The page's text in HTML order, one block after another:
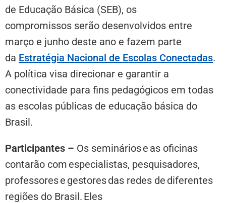
de Educação Básica (SEB), os
compromissos serão desenvolvidos entre
março e junho deste ano e fazem parte
da Estratégia Nacional de Escolas Conectadas.
A política visa direcionar e garantir a
conectividade para fins pedagógicos em todas
as escolas públicas de educação básica do
Brasil.
Participantes – Os seminários e as oficinas
contarão com especialistas, pesquisadores,
professores e gestores das redes de diferentes
regiões do Brasil. Eles